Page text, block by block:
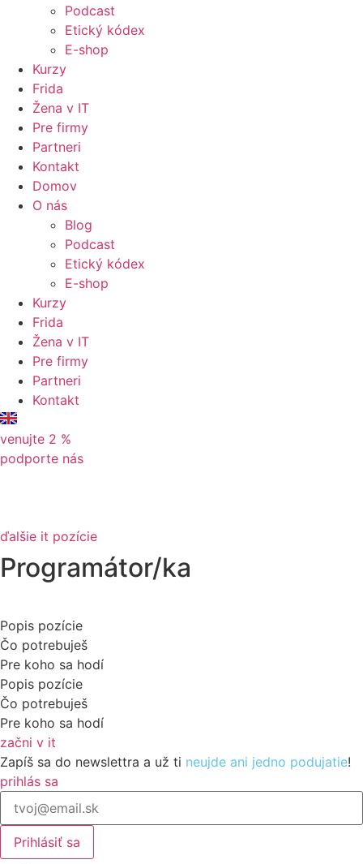
Podcast
Etický kódex
E-shop
Kurzy
Frida
Žena v IT
Pre firmy
Partneri
Kontakt
Domov
O nás
Blog
Podcast
Etický kódex
E-shop
Kurzy
Frida
Žena v IT
Pre firmy
Partneri
Kontakt
venujte 2 %
podporte nás
ďalšie it pozície
Programátor/ka
Popis pozície
Čo potrebuješ
Pre koho sa hodí
Popis pozície
Čo potrebuješ
Pre koho sa hodí
začni v it
Zapíš sa do newslettra a už ti neujde ani jedno podujatie!
prihlás sa